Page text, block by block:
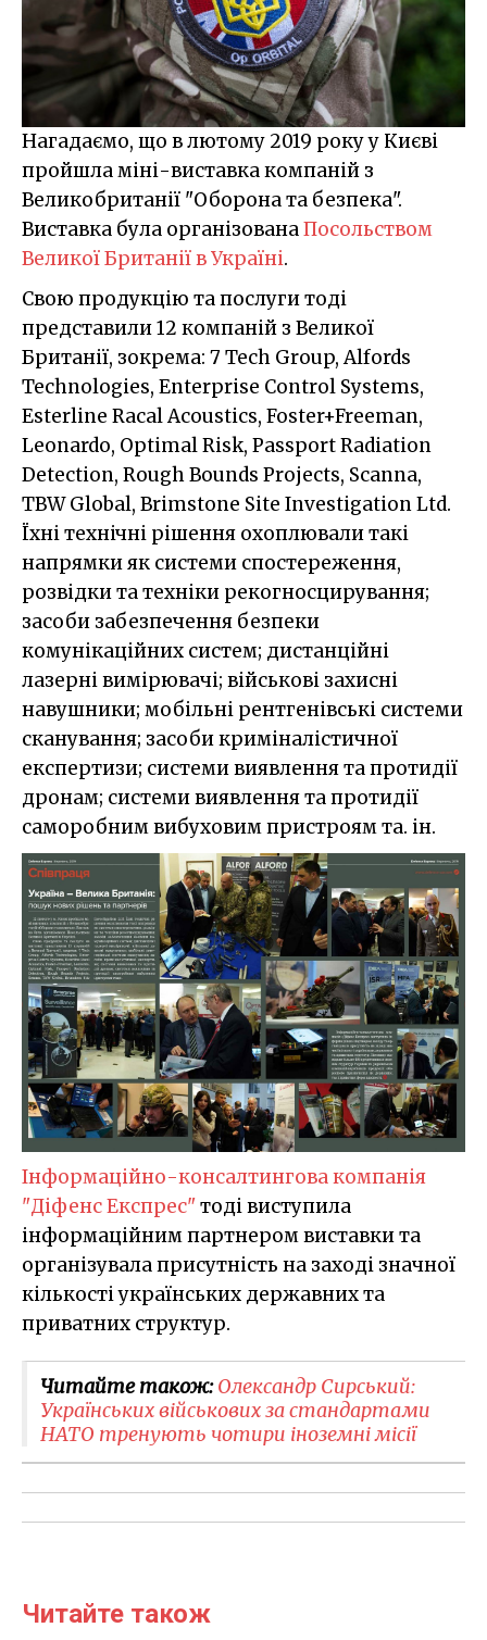
Нагадаємо, що в лютому 2019 року у Києві
пройшла міні-виставка компаній з
Великобританії "Оборона та безпека".
Виставка була організованаПосольством
Великої Британії в Україні.
Свою продукцію та послуги тоді
представили 12 компаній з Великої
Британії, зокрема: 7 Tech Group, Alfords
Technologies, Enterprise Control Systems,
Esterline Racal Acoustics, Foster+Freeman,
Leonardo, Optimal Risk, Passport Radiation
Detection, Rough Bounds Projects, Scanna,
TBW Global, Brimstone Site Investigation Ltd.
Їхні технічні рішення охоплювали такі
напрямки як системи спостереження,
розвідки та техніки рекогносцирування;
засоби забезпечення безпеки
комунікаційних систем; дистанційні
лазерні вимірювачі; військові захисні
навушники; мобільні рентгенівські системи
сканування; засоби криміналістичної
експертизи; системи виявлення та протидії
дронам; системи виявлення та протидії
саморобним вибуховим пристроям та. ін.
Інформаційно-консалтингова компанія
"Діфенс Експрес"тоді виступила
інформаційним партнером виставки та
організувала присутність на заході значної
кількості українських державних та
приватних структур.
Читайте також:Олександр Сирський:
Українських військових за стандартами
НАТО тренують чотири іноземні місії
Читайте також